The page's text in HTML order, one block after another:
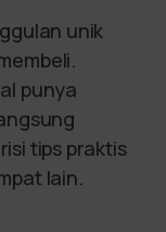
unik
punya
tips praktis
lain.